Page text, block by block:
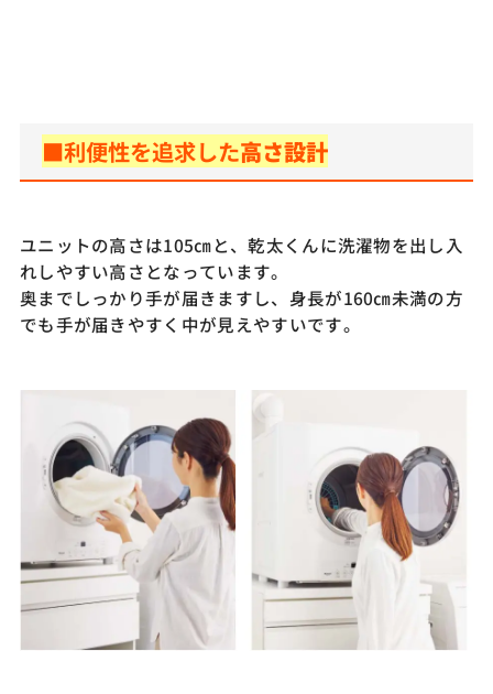
■利便性を追求した高さ設計
ユニットの高さは105㎝と、乾太くんに洗濯物を出し入
れしやすい高さとなっています。
奥までしっかり手が届きますし、身長が160㎝未満の方
でも手が届きやすく中が見えやすいです。